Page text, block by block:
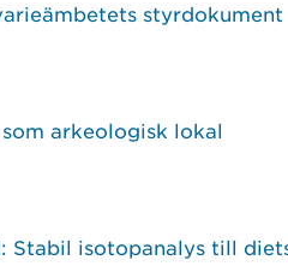
styrdokument
arkeologisk lokal
Stabil isotopanalys till